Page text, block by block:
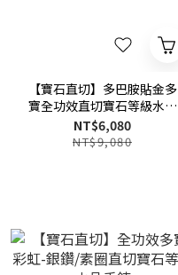
【寶石直切】多巴胺貼金多
寶全功效直切寶石等級水晶
手鍊
NT$6,080
NT$9,080